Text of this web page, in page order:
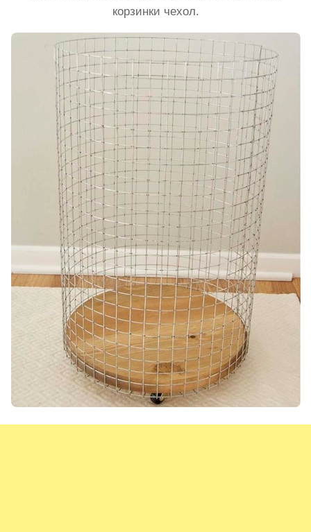
корзинки чехол.